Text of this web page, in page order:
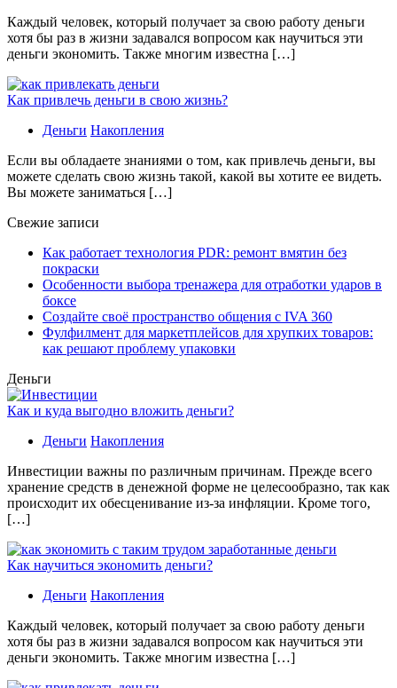
Каждый человек, который получает за свою работу деньги
хотя бы раз в жизни задавался вопросом как научиться эти
деньги экономить. Также многим известна […]
Как привлечь деньги в свою жизнь?
Деньги Накопления
Если вы обладаете знаниями о том, как привлечь деньги, вы
можете сделать свою жизнь такой, какой вы хотите ее видеть.
Вы можете заниматься […]
Свежие записи
Как работает технология PDR: ремонт вмятин без
покраски
Особенности выбора тренажера для отработки ударов в
боксе
Создайте своё пространство общения с IVA 360
Фулфилмент для маркетплейсов для хрупких товаров:
как решают проблему упаковки
Деньги
Как и куда выгодно вложить деньги?
Деньги Накопления
Инвестиции важны по различным причинам. Прежде всего
хранение средств в денежной форме не целесообразно, так как
происходит их обесценивание из-за инфляции. Кроме того,
[…]
Как научиться экономить деньги?
Деньги Накопления
Каждый человек, который получает за свою работу деньги
хотя бы раз в жизни задавался вопросом как научиться эти
деньги экономить. Также многим известна […]